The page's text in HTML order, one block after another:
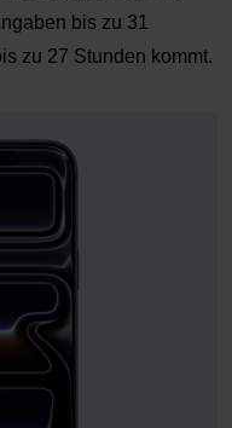
bis zu 31
zu 27 Stunden kommt.